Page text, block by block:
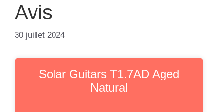
Avis
30 juillet 2024
Solar Guitars T1.7AD Aged
Natural